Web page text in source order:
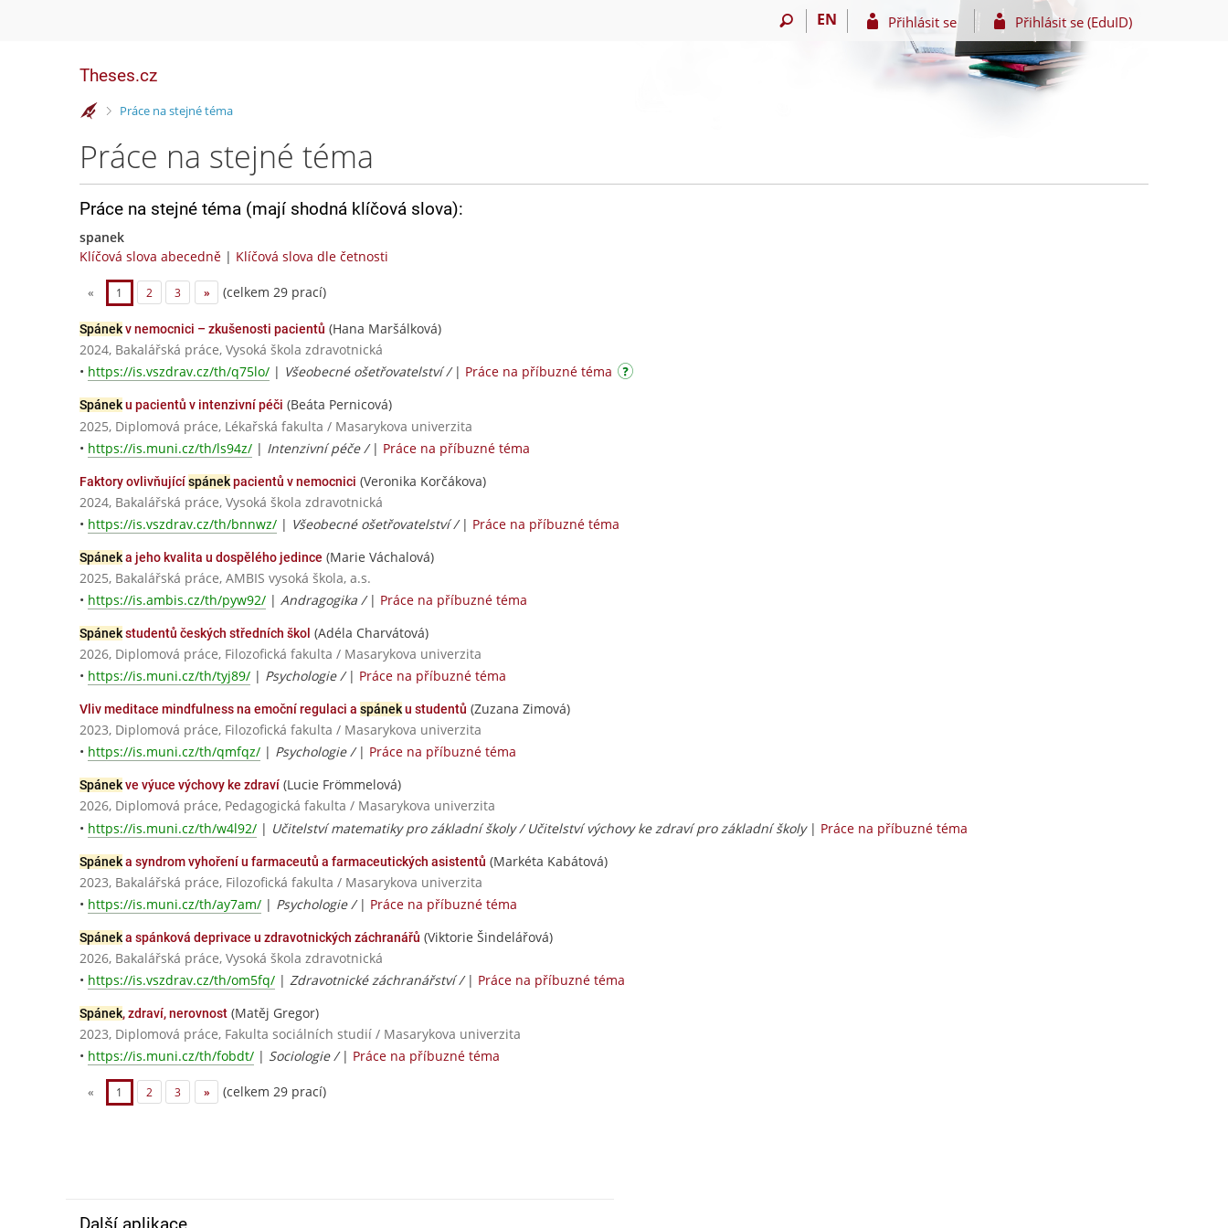
EN Přihlásit se Přihlásit se (EduID)
Theses.cz
>Práce na stejné téma
Práce na stejné téma
Práce na stejné téma (mají shodná klíčová slova):
spanek
Klíčová slova abecedně | Klíčová slova dle četnosti
« 1 2 3 » (celkem 29 prací)
Spánekv nemocnici – zkušenosti pacientů (Hana Maršálková)
2024, Bakalářská práce, Vysoká škola zdravotnická
• https://is.vszdrav.cz/th/q75lo/ | Všeobecné ošetřovatelství / | Práce na příbuzné téma
Spáneku pacientů v intenzivní péči (Beáta Pernicová)
2025, Diplomová práce, Lékařská fakulta / Masarykova univerzita
• https://is.muni.cz/th/ls94z/ | Intenzivní péče / | Práce na příbuzné téma
Faktory ovlivňujícíspánekpacientů v nemocnici (Veronika Korčákova)
2024, Bakalářská práce, Vysoká škola zdravotnická
• https://is.vszdrav.cz/th/bnnwz/ | Všeobecné ošetřovatelství / | Práce na příbuzné téma
Spáneka jeho kvalita u dospělého jedince (Marie Váchalová)
2025, Bakalářská práce, AMBIS vysoká škola, a.s.
• https://is.ambis.cz/th/pyw92/ | Andragogika / | Práce na příbuzné téma
Spánekstudentů českých středních škol (Adéla Charvátová)
2026, Diplomová práce, Filozofická fakulta / Masarykova univerzita
• https://is.muni.cz/th/tyj89/ | Psychologie / | Práce na příbuzné téma
Vliv meditace mindfulness na emoční regulaci a spáneku studentů (Zuzana Zimová)
2023, Diplomová práce, Filozofická fakulta / Masarykova univerzita
• https://is.muni.cz/th/qmfqz/ | Psychologie / | Práce na příbuzné téma
Spánekve výuce výchovy ke zdraví (Lucie Frömmelová)
2026, Diplomová práce, Pedagogická fakulta / Masarykova univerzita
• https://is.muni.cz/th/w4l92/ | Učitelství matematiky pro základní školy / Učitelství výchovy ke zdraví pro základní školy| Práce na příbuzné téma
Spáneka syndrom vyhoření u farmaceutů a farmaceutických asistentů (Markéta Kabátová)
2023, Bakalářská práce, Filozofická fakulta / Masarykova univerzita
• https://is.muni.cz/th/ay7am/ | Psychologie / | Práce na příbuzné téma
Spáneka spánková deprivace u zdravotnických záchranářů (Viktorie Šindelářová)
2026, Bakalářská práce, Vysoká škola zdravotnická
• https://is.vszdrav.cz/th/om5fq/ | Zdravotnické záchranářství / | Práce na příbuzné téma
Spánek, zdraví, nerovnost (Matěj Gregor)
2023, Diplomová práce, Fakulta sociálních studií / Masarykova univerzita
• https://is.muni.cz/th/fobdt/ | Sociologie / | Práce na příbuzné téma
« 1 2 3 » (celkem 29 prací)